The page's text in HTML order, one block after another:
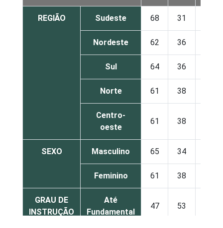
REGIÃO Sudeste 68 31
Nordeste 62 36
Sul 64 36
Norte 61 38
Centro-
oeste
61 38
SEXO Masculino 65 34
Feminino 61 38
GRAU DE
INSTRUÇÃO
Até
Fundamental
47 53